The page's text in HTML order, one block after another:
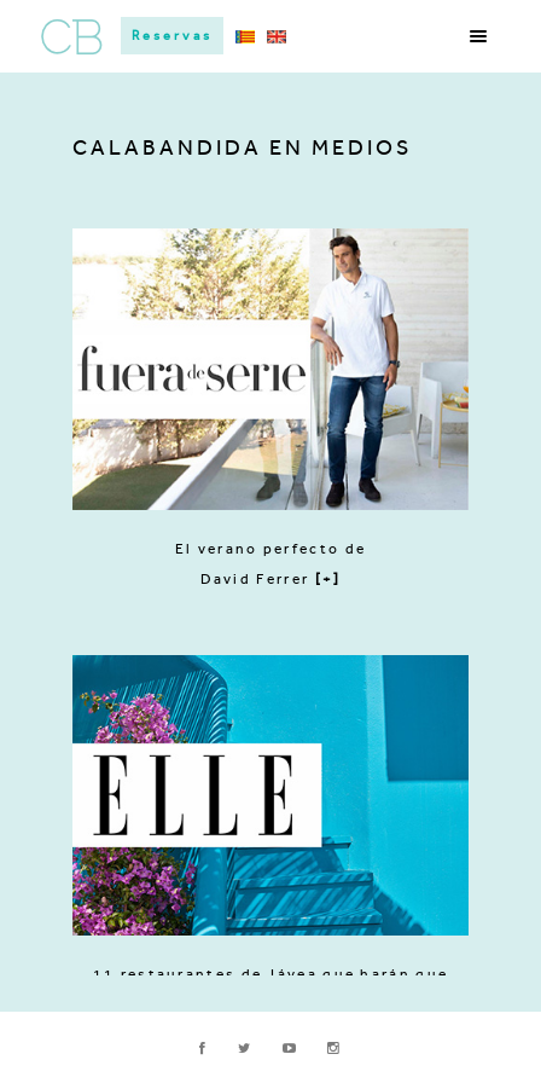
Reservas
CALABANDIDA EN MEDIOS
El verano perfecto de
David Ferrer [+]
11 restaurantes de Jávea que harán que